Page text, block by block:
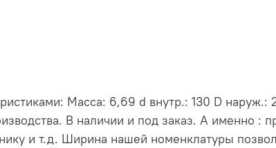
Масса: 6,69 d внутр.: 130 D
В наличии и под заказ. А именно
и т.д. Ширина нашей номенклатуры